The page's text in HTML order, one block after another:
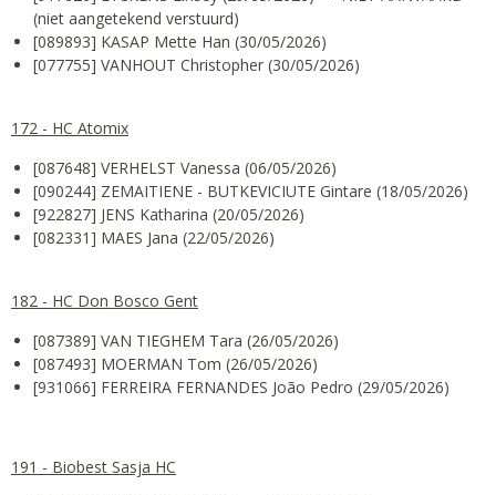
(niet aangetekend verstuurd)
[089893] KASAP Mette Han (30/05/2026)
[077755] VANHOUT Christopher (30/05/2026)
172 - HC Atomix
[087648] VERHELST Vanessa (06/05/2026)
[090244] ZEMAITIENE - BUTKEVICIUTE Gintare (18/05/2026)
[922827] JENS Katharina (20/05/2026)
[082331] MAES Jana (22/05/2026)
182 - HC Don Bosco Gent
[087389] VAN TIEGHEM Tara (26/05/2026)
[087493] MOERMAN Tom (26/05/2026)
[931066] FERREIRA FERNANDES João Pedro (29/05/2026)
191 - Biobest Sasja HC